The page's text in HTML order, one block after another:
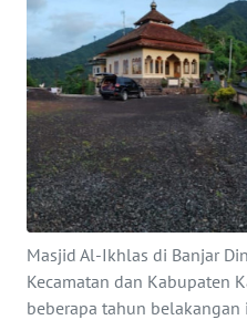
Masjid Al-Ikhlas di Banjar
Kecamatan dan Kabupaten
beberapa tahun
Informasi
INDEKS
BERITA
KONTAK
KAMI
INFO
IKLAN